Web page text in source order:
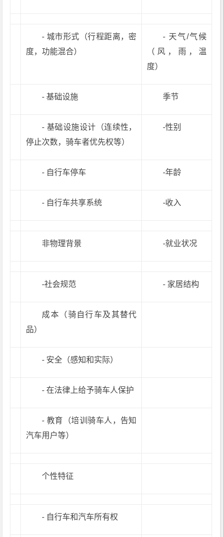
- 城市形式（行程距离，密
度，功能混合）
- 天气/气候
（风，雨，温
度）
- 基础设施 季节
- 基础设施设计（连续性，
停止次数，骑车者优先权等）
-性别
- 自行车停车 -年龄
- 自行车共享系统 -收入
非物理背景 -就业状况
-社会规范 - 家居结构
成本（骑自行车及其替代
品）
- 安全（感知和实际）
- 在法律上给予骑车人保护
- 教育（培训骑车人，告知
汽车用户等）
个性特征
- 自行车和汽车所有权